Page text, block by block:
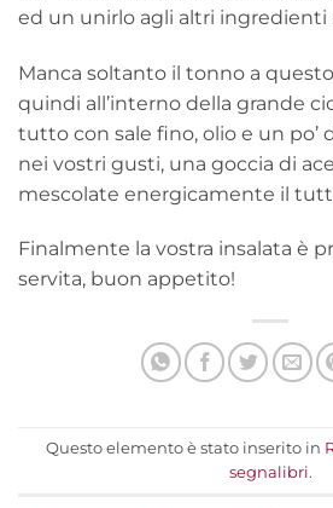
ed un unirlo agli altri ingredienti
Manca soltanto il tonno a
quindi all’interno della grande
tutto con sale fino, olio e un po’
nei vostri gusti, una goccia di
mescolate energicamente il
Finalmente la vostra insalata è
servita, buon appetito!
Questo elemento è stato inserito in
segnalibri.